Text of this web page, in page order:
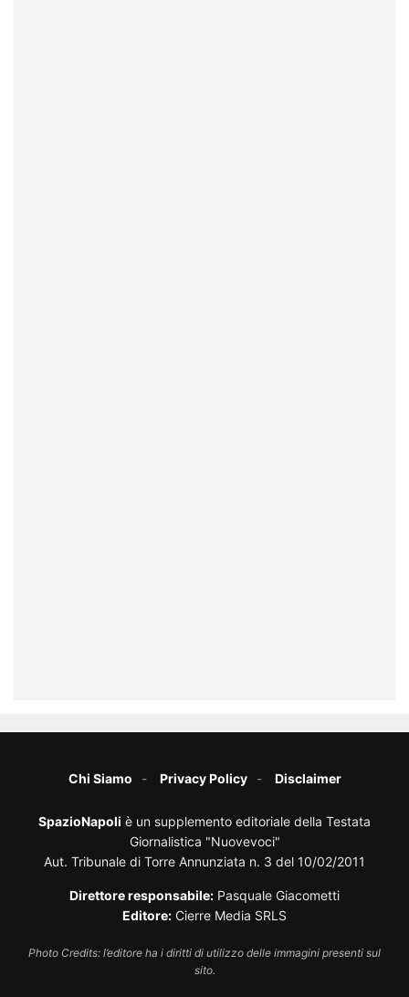
Chi Siamo Privacy Policy Disclaimer
SpazioNapoli è un supplemento editoriale della Testata
Giornalistica "Nuovevoci"
Aut. Tribunale di Torre Annunziata n. 3 del 10/02/2011
Direttore responsabile: Pasquale Giacometti
Editore: Cierre Media SRLS
Photo Credits: l’editore ha i diritti di utilizzo delle immagini presenti sul
sito.